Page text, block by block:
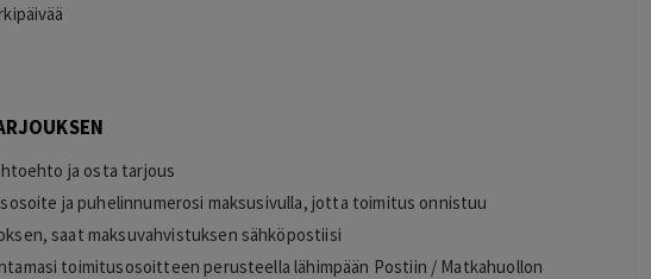
ja osta tarjous
ja puhelinnumerosi maksusivulla, jotta toimitus onnistuu
saat maksuvahvistuksen sähköpostiisi
toimitusosoitteen perusteella lähimpään Postiin / Matkahuollon